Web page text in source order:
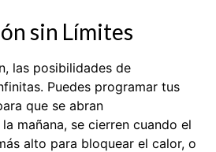
sin Límites
las posibilidades de
Puedes programar tus
que se abran
mañana, se cierren cuando el
alto para bloquear el calor, o